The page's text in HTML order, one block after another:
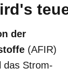
der
(AFIR)
das Strom-